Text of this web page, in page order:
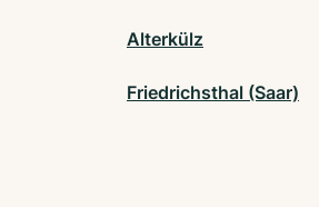
Alterkülz
Friedrichsthal (Saar)